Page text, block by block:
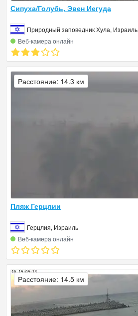
Сипуха/Голубь, Эвен Иегуда
Природный заповедник Хула, Израиль
Веб‑камера онлайн
Пляж Герцлии
Герцлия, Израиль
Веб‑камера онлайн
Расстояние: 14.3 км
Расстояние: 14.5 км